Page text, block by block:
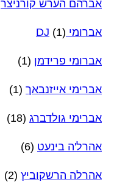
אברהם הערש קורניצר
אברומי DJ (1)
אברומי פרידמן (1)
אברימי אייזנבאך (1)
אברימי גולדברג (18)
אהרל'ה בינעט (6)
אהרלה הרשקוביץ (2)